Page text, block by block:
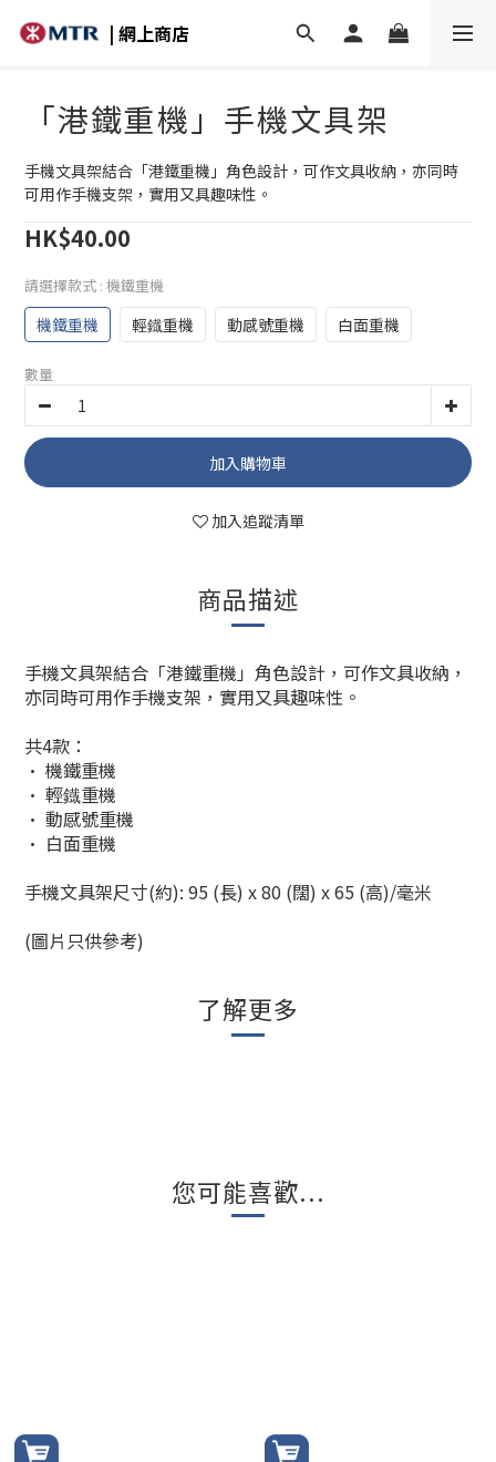
| 網上商店
「港鐵重機」手機文具架
手機文具架結合「港鐵重機」角色設計，可作文具收納，亦同時
可用作手機支架，實用又具趣味性。
HK$40.00
請選擇款式 : 機鐵重機
機鐵重機 輕鐡重機 動感號重機 白面重機
數量
加入購物車
加入追蹤清單
商品描述
手機文具架結合「港鐵重機」角色設計，可作文具收納，
亦同時可用作手機支架，實用又具趣味性。
共4款：
• 機鐵重機
• 輕鐡重機
• 動感號重機
• 白面重機
手機文具架尺寸(約): 95 (長) x 80 (闊) x 65 (高)/毫米
(圖片只供參考)
了解更多
您可能喜歡...